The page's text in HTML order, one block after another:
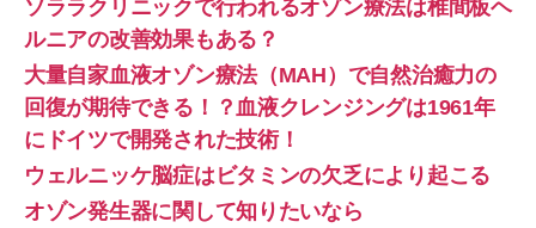
ソララクリニックで行われるオゾン療法は椎間板ヘ
ルニアの改善効果もある？
大量自家血液オゾン療法（MAH）で自然治癒力の
回復が期待できる！？血液クレンジングは1961年
にドイツで開発された技術！
ウェルニッケ脳症はビタミンの欠乏により起こる
オゾン発生器に関して知りたいなら